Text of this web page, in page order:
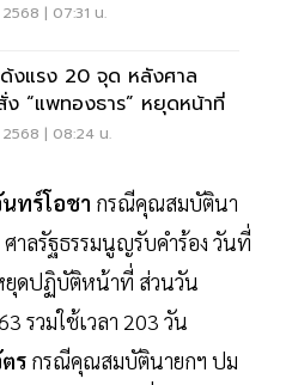
2568 | 07:31 น.
ด้งแรง 20 จุด หลังศาล
ง “แพทองธาร” หยุดหน้าที่
2568 | 08:24 น.
ทร์โอชา กรณีคุณสมบัตินา
าลรัฐธรรมนูญรับคำร้อง วันที่
ยุดปฏิบัติหน้าที่ ส่วนวัน
รวมใช้เวลา 203 วัน
ร กรณีคุณสมบัตินายกฯ ปม